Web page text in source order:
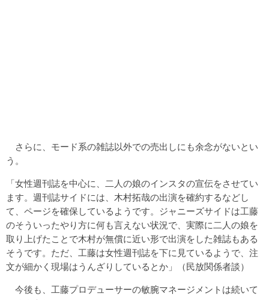
さらに、モード系の雑誌以外での売出しにも余念がないとい
う。
「女性週刊誌を中心に、二人の娘のインスタの宣伝をさせてい
ます。週刊誌サイドには、木村拓哉の出演を確約するなどし
て、ページを確保しているようです。ジャニーズサイドは工藤
のそういったやり方に何も言えない状況で、実際に二人の娘を
取り上げたことで木村が無償に近い形で出演をした雑誌もある
そうです。ただ、工藤は女性週刊誌を下に見ているようで、注
文が細かく現場はうんざりしているとか」（民放関係者談）
今後も、工藤プロデューサーの敏腕マネージメントは続いて